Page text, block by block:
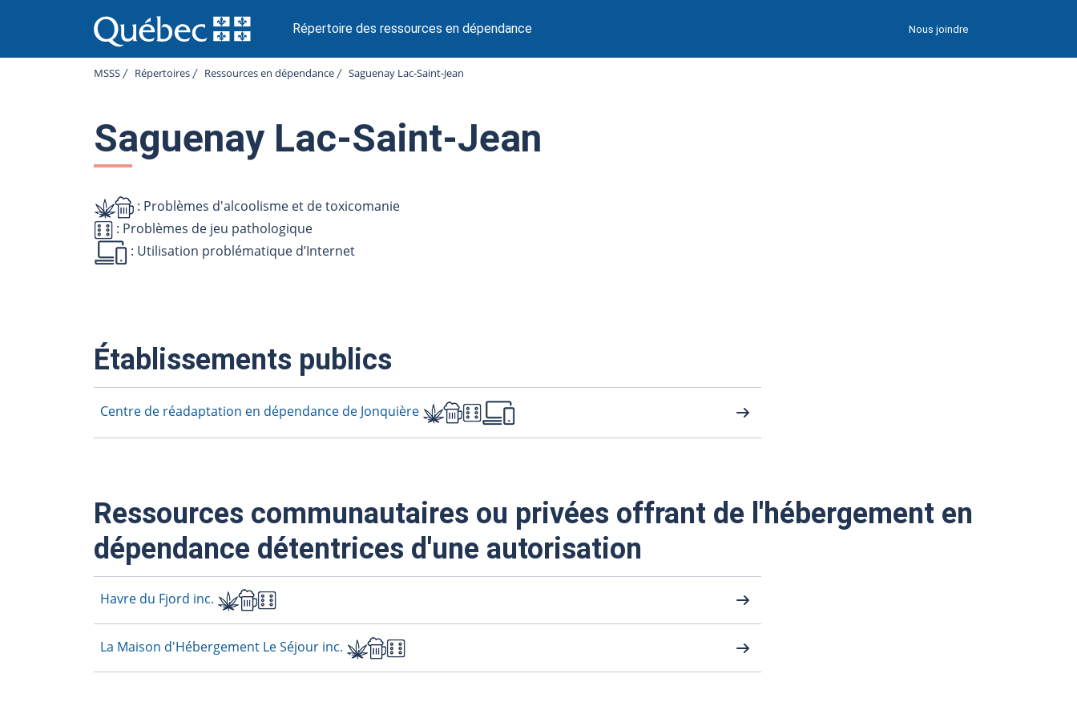
a
s
s
e
u
c
o
t
e
n
u
Répertoire des ressources en dépendance Nous joindre
MSSS Répertoires Ressources en dépendance Saguenay Lac-Saint-Jean
Saguenay Lac-Saint-Jean
: Problèmes d'alcoolisme et de toxicomanie
: Problèmes de jeu pathologique
: Utilisation problématique d’Internet
Établissements publics
Centre de réadaptation en dépendance de Jonquière
Ressources communautaires ou privées offrant de l'hébergement en
dépendance détentrices d'une autorisation
Havre du Fjord inc.
La Maison d'Hébergement Le Séjour inc.